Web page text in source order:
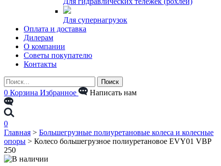
Для супернагрузок
Оплата и доставка
Дилерам
О компании
Советы покупателю
Контакты
0 Корзина Избранное Написать нам
0
Главная > Большегрузные полиуретановые колеса и колесные
опоры > Колесо большегрузное полиуретановое EVY01 VBP
250